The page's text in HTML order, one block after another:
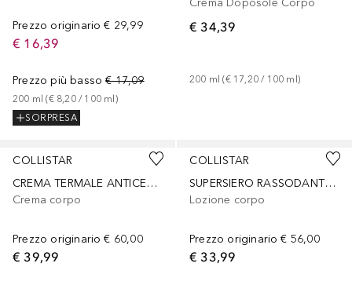
Prezzo originario € 29,99
€ 16,39
Prezzo più basso € 17,09
200 ml (€ 8,20 / 100 ml)
SORPRESA
€ 34,39
200 ml (€ 17,20 / 100 ml)
COLLISTAR
CREMA TERMALE ANTICELLULITE RASSODANTE
Crema corpo
Prezzo originario € 60,00
€ 39,99
COLLISTAR
SUPERSIERO RASSODANTE ELASTICIZZANTE INTENSIVO
Lozione corpo
Prezzo originario € 56,00
€ 33,99